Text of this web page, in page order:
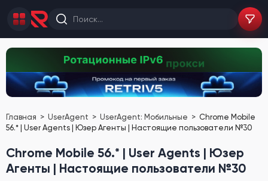
Главная UserAgent UserAgent: Мобильные
Chrome Mobile
56.* | User Agents | Юзер Агенты | Настоящие пользователи №30
Chrome Mobile 56.* | User Agents | Юзер
Агенты | Настоящие пользователи №30